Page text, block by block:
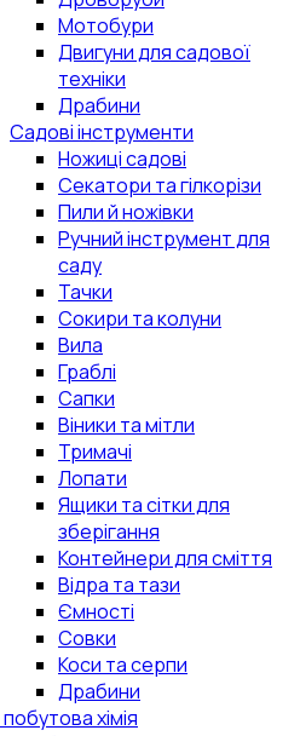
Мотобури
Двигуни для садової
техніки
Драбини
Садові інструменти
Ножиці садові
Секатори та гілкорізи
Пили й ножівки
Ручний інструмент для
саду
Тачки
Сокири та колуни
Вила
Граблі
Сапки
Віники та мітли
Тримачі
Лопати
Ящики та сітки для
зберігання
Контейнери для сміття
Відра та тази
Ємності
Совки
Коси та серпи
Драбини
хімія